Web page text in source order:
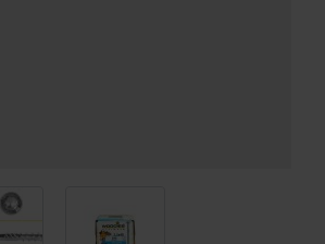
View larger image